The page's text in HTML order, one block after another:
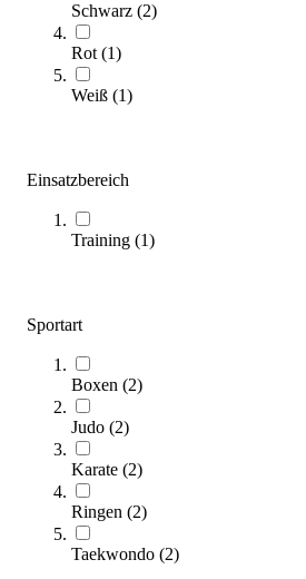
Schwarz (2)
Rot (1)
Weiß (1)
Einsatzbereich
Training (1)
Sportart
Boxen (2)
Judo (2)
Karate (2)
Ringen (2)
Taekwondo (2)
Artikel)
Der Dollamur Kaufratgeber
passenden Sportmatten für Ihren Verein.
Sortieren nach
Dollamur® Kampfsportmatte Flexi-
ab
692,00 €
Zum Produkt
Varianten zur Auswahl